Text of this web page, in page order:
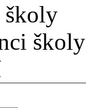
školy
školy